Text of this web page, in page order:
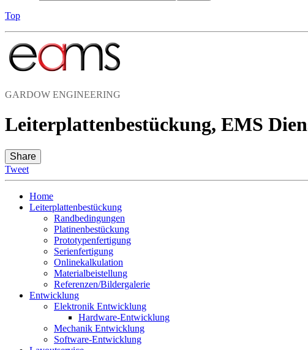
Top
GARDOW ENGINEERING
Leiterplattenbestückung, EMS
Share
Tweet
Home
Leiterplattenbestückung
Randbedingungen
Platinenbestückung
Prototypenfertigung
Serienfertigung
Onlinekalkulation
Materialbeistellung
Referenzen/Bildergalerie
Entwicklung
Elektronik Entwicklung
Hardware-Entwicklung
Mechanik Entwicklung
Software-Entwicklung